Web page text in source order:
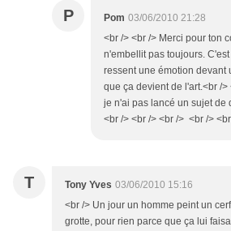
P Pom 03/06/2010 21:28
<br /> <br /> Merci pour ton
n'embellit pas toujours.
ressent une émotion devant
que ça devient de l'art.<br />
je n'ai pas lancé un sujet de
<br /> <br /> <br /> <br />
T Tony Yves 03/06/2010 15:16
<br /> Un jour un homme peint un
grotte, pour rien parce que ça lui